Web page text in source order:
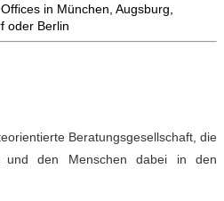
in München, Augsburg,
oder Berlin
Beratungsgesellschaft, die
und den Menschen dabei in den